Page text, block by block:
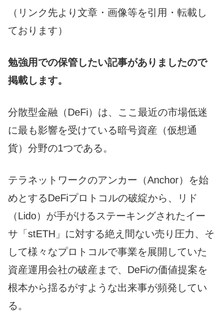
（リンク先より文章・画像等を引用・転載し
ております）
勉強用での保管したい記事がありましたので
掲載します。
分散型金融（DeFi）は、ここ最近の市場低迷
に最も影響を受けている暗号資産（仮想通
貨）分野の1つである。
テラネットワークのアンカー（Anchor）を始
めとするDeFiプロトコルの破綻から、リド
（Lido）が手がけるステーキングされたイー
サ「stETH」に対する絶え間ない売り圧力、そ
して様々なプロトコルで事業を展開していた
資産運用会社の破産まで、DeFiの価値提案を
根本から揺るがすような出来事が頻発してい
る。